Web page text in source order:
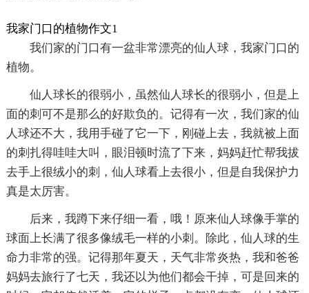
我家门口的植物作文1
我们家的门口有一盆非常漂亮的仙人球，我家门口的
植物。
仙人球长的很弱小，虽然仙人球长的很弱小，但是上
面的刺可不是那么的好欺负的。记得有一次，我们家的仙
人球还不大，我用手碰了它一下，刚碰上去，我就被上面
的刺扎得哇哇大叫，眼泪顿时流了下来，妈妈赶忙帮我拔
去手上很绒小的刺，仙人球看上去很小，但是自我保护力
真是太厉害。
后来，我蹲下来仔细一看，哦！原来仙人球像手掌的
球面上长满了很多像绒毛一样的小刺。除此，仙人球的生
命力非常的强。记得那年夏天，天气非常炎热，我和爸爸
妈妈去旅行了七天，我还以为他们都会干掉，可是回来的